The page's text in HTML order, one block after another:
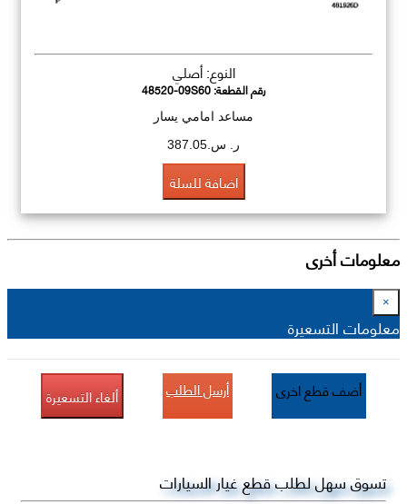
النوع: أصلي
رقم القطعة:48520-09S60
مساعد امامي يسار
ر. س.387.05
اضافة للسلة
معلومات أخرى
×
معلومات التسعيرة
أضف قطع اخرى أرسل الطلب ألغاء التسعيرة
تسوق سهل لطلب قطع غيار السيارات